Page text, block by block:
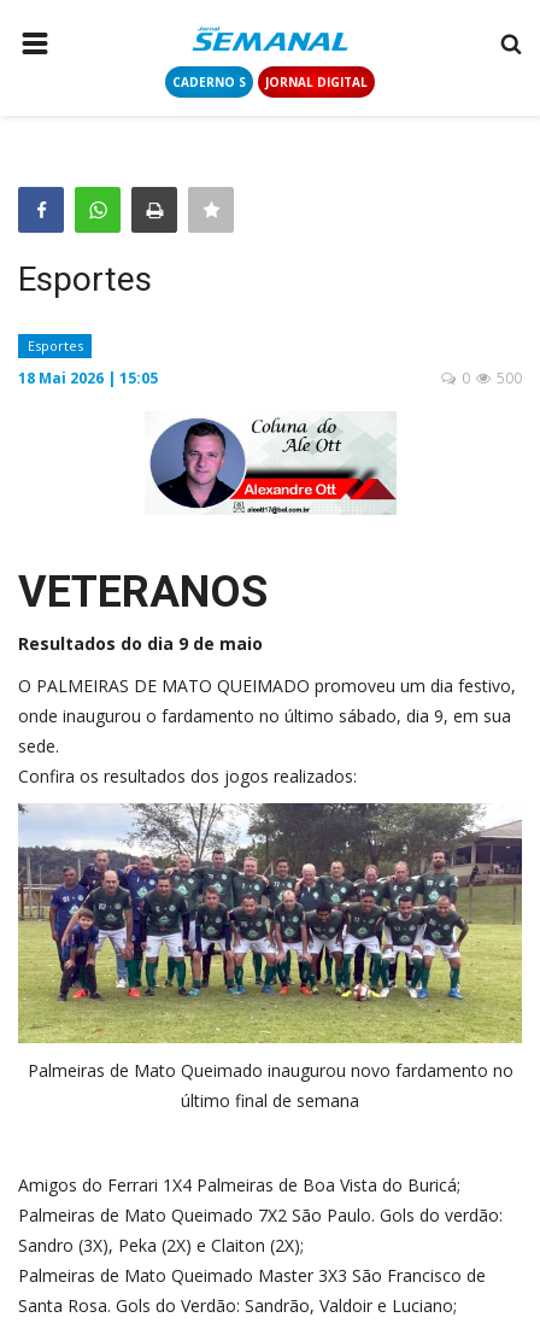
CADERNO S JORNAL DIGITAL
COLUNISTAS
CONTATO
LOGIN
CADASTRAR
JORNAL DIGITAL
Esportes
Esportes
18 Mai 2026 | 15:05 500
0
VETERANOS
Resultados do dia 9 de maio
O PALMEIRAS DE MATO QUEIMADO promoveu um dia festivo,
onde inaugurou o fardamento no último sábado, dia 9, em sua
sede.
Confira os resultados dos jogos realizados:
Palmeiras de Mato Queimado inaugurou novo fardamento no
último final de semana
Amigos do Ferrari 1X4 Palmeiras de Boa Vista do Buricá;
Palmeiras de Mato Queimado 7X2 São Paulo. Gols do verdão:
Sandro (3X), Peka (2X) e Claiton (2X);
Palmeiras de Mato Queimado Master 3X3 São Francisco de
Santa Rosa. Gols do Verdão: Sandrão, Valdoir e Luciano;